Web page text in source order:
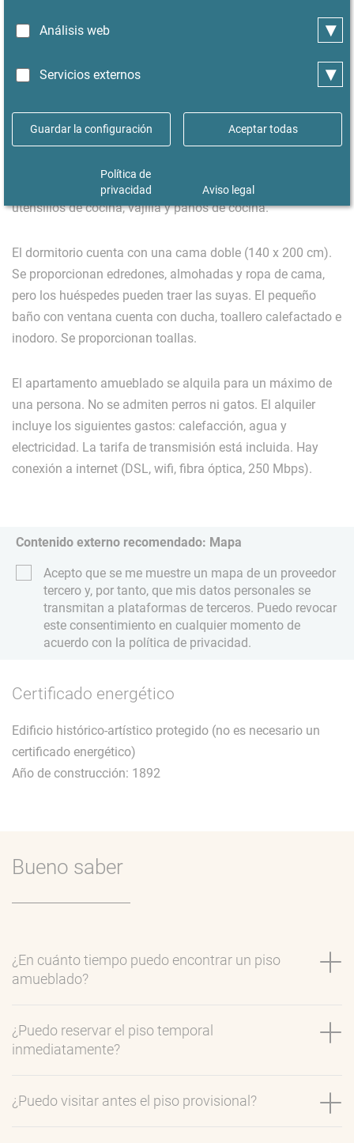
El salón está amueblado con un sofá blanco, un cómodo
trabajo con escritorio. Hay un televisor de pantalla plana de
10 m²) cuenta con una cocina eléctrica de 4 fuegos con
horno y un frigorífico-congelador. También hay lavavajillas
en la cocina. Se proporcionan varios electrodomésticos,
utensilios de cocina, vajilla y paños de cocina.
El dormitorio cuenta con una cama doble (140 x 200 cm).
Se proporcionan edredones, almohadas y ropa de cama,
pero los huéspedes pueden traer las suyas. El pequeño
baño con ventana cuenta con ducha, toallero calefactado e
inodoro. Se proporcionan toallas.
El apartamento amueblado se alquila para un máximo de
una persona. No se admiten perros ni gatos. El alquiler
incluye los siguientes gastos: calefacción, agua y
electricidad. La tarifa de transmisión está incluida. Hay
conexión a internet (DSL, wifi, fibra óptica, 250 Mbps).
Contenido externo recomendado: Mapa
Acepto que se me muestre un mapa de un proveedor
tercero y, por tanto, que mis datos personales se
transmitan a plataformas de terceros. Puedo revocar
este consentimiento en cualquier momento de
acuerdo con la política de privacidad.
Certificado energético
Edificio histórico-artístico protegido (no es necesario un
certificado energético)
Año de construcción: 1892
Bueno saber
¿En cuánto tiempo puedo encontrar un piso
amueblado?
¿Puedo reservar el piso temporal
inmediatamente?
¿Puedo visitar antes el piso provisional?
Análisis web ▾
Servicios externos ▾
Guardar la configuración Aceptar todas
Política de
privacidad
Aviso legal